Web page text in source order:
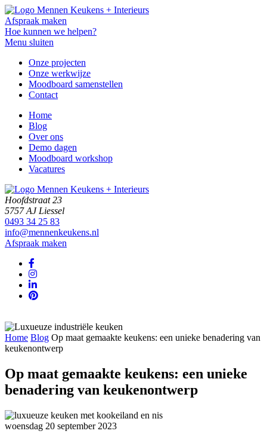
Afspraak maken
Hoe kunnen we helpen?
Menu sluiten
Onze projecten
Onze werkwijze
Moodboard samenstellen
Contact
Home
Blog
Over ons
Demo dagen
Moodboard workshop
Vacatures
Hoofdstraat 23
5757 AJ Liessel
0493 34 25 83
info@mennenkeukens.nl
Afspraak maken
Home Blog Op maat gemaakte keukens: een unieke benadering van
keukenontwerp
Op maat gemaakte keukens: een unieke
benadering van keukenontwerp
woensdag 20 september 2023